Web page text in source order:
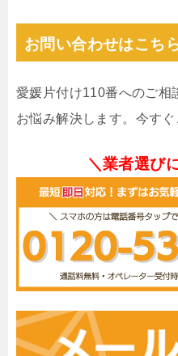
お問い合わせはこち
愛媛片付け110番へのご相
お悩み解決します。今すぐ
＼業者選び